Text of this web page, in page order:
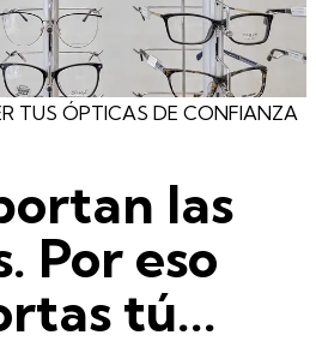
TUS ÓPTICAS DE CONFIANZA
las
Por eso
tú...